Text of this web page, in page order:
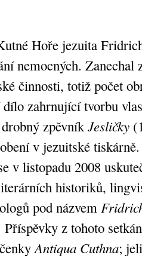
Hoře jezuita
nemocných. Zanechal
činnosti, totiž počet
zahrnující tvorbu
zpěvník Jesličky
v jezuitské
v listopadu 2008
historiků,
pod názvem
Příspěvky z tohoto
Antiqua Cuthna;